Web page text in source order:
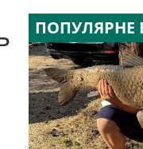
ПОПУЛЯРНЕ